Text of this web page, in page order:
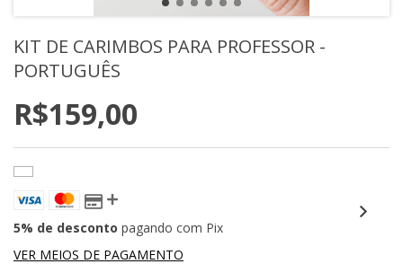
KIT DE CARIMBOS PARA PROFESSOR -
PORTUGUÊS
R$159,00
5% de desconto pagando com Pix
VER MEIOS DE PAGAMENTO